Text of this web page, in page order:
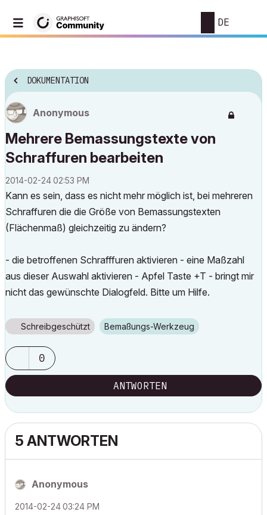
DE
DOKUMENTATION
Anonymous
Mehrere Bemassungstexte von
Schraffuren bearbeiten
‎2014-02-2402:53 PM
Kann es sein, dass es nicht mehr möglich ist, bei mehreren
Schraffuren die die Größe von Bemassungstexten
(Flächenmaß) gleichzeitig zu ändern?
- die betroffenen Schrafffuren aktivieren - eine Maßzahl
aus dieser Auswahl aktivieren - Apfel Taste +T - bringt mir
nicht das gewünschte Dialogfeld. Bitte um Hilfe.
Schreibgeschützt Bemaßungs-Werkzeug
0
ANTWORTEN
5 ANTWORTEN
Anonymous
‎2014-02-2403:24 PM